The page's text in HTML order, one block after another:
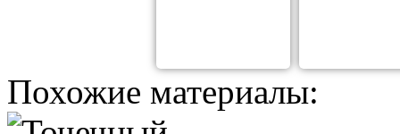
Похожие материалы: